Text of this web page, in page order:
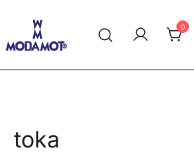
Modamot E-Ticaret
0
toka